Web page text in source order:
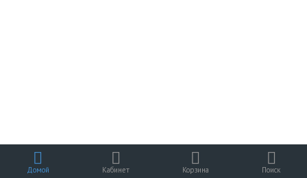
Домой Кабинет Корзина Поиск